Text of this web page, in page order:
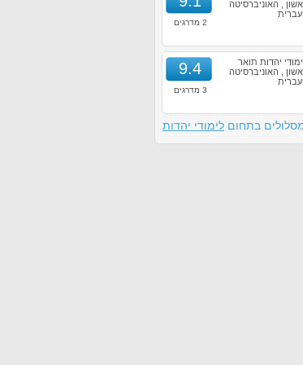
2 מדרגים
, האוניברסיטה
9.4
3 מדרגים
יהדות תואר
, האוניברסיטה
בתחום לימודי יהדות